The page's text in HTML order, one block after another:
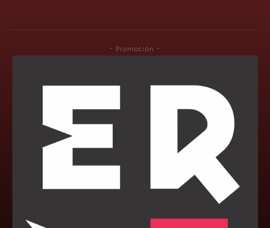
- Promoción -